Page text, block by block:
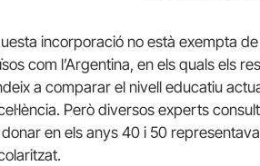
incorporació no està exempta
com l’Argentina, en els quals els
a comparar el nivell educatiu
Però diversos experts
en els anys 40 i 50